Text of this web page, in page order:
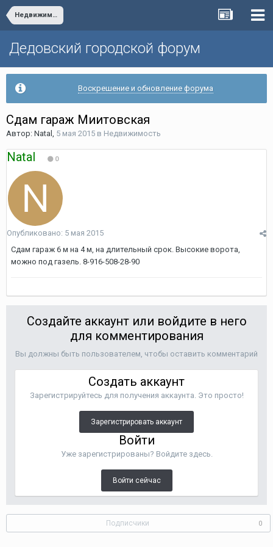
Недвижимость
Дедовский городской форум
Воскрешение и обновление форума
Сдам гараж Миитовская
Автор: Natal , 5 мая 2015 в Недвижимость
Natal 0
Опубликовано: 5 мая 2015
Сдам гараж 6 м на 4 м, на длительный срок. Высокие ворота,
можно под газель. 8-916-508-28-90
Создайте аккаунт или войдите в него
для комментирования
Вы должны быть пользователем, чтобы оставить комментарий
Создать аккаунт
Зарегистрируйтесь для получения аккаунта. Это просто!
Зарегистрировать аккаунт
Войти
Уже зарегистрированы? Войдите здесь.
Войти сейчас
Подписчики 0